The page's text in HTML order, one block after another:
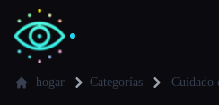
hogar Categorías Cuidado